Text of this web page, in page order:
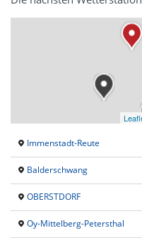
Immenstadt-Reute
Balderschwang
OBERSTDORF
Oy-Mittelberg-Petersthal